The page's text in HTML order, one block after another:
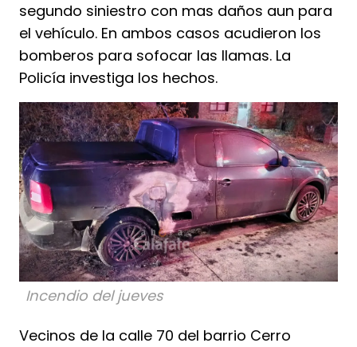
segundo siniestro con mas daños aun para
el vehículo. En ambos casos acudieron los
bomberos para sofocar las llamas. La
Policía investiga los hechos.
Incendio del jueves
Vecinos de la calle 70 del barrio Cerro